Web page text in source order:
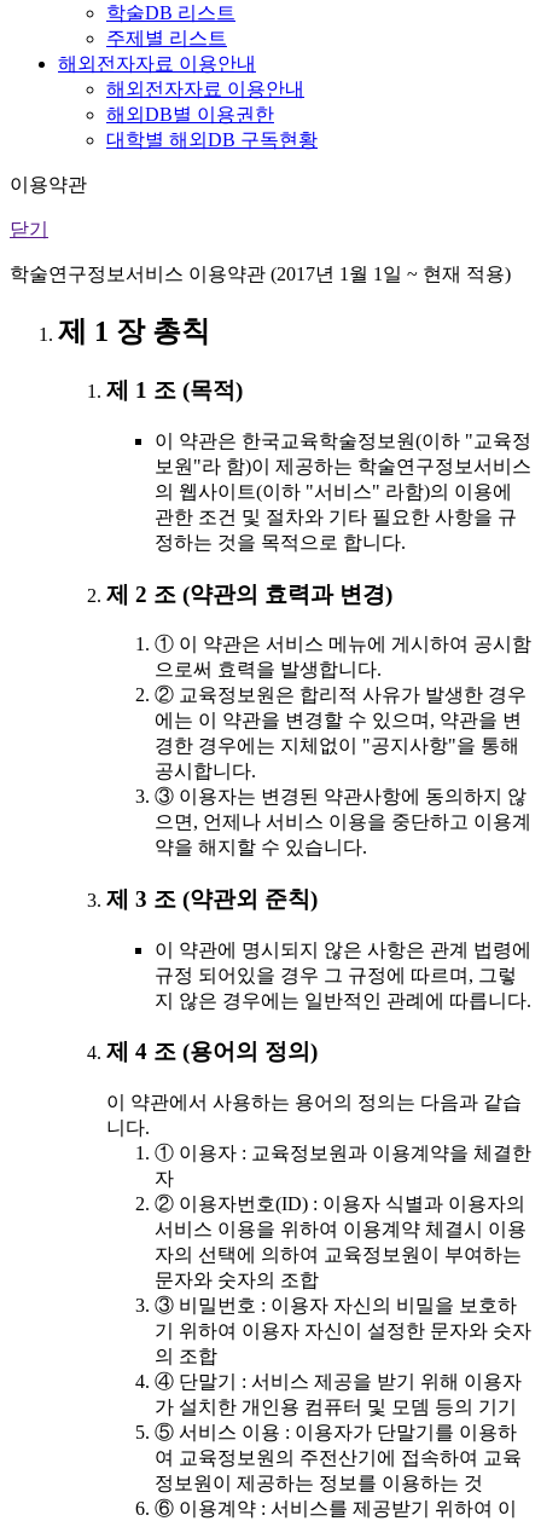
학술DB 리스트
주제별 리스트
해외전자자료 이용안내
해외전자자료 이용안내
해외DB별 이용권한
대학별 해외DB 구독현황
이용약관
닫기
학술연구정보서비스 이용약관 (2017년 1월 1일 ~ 현재 적용)
제 1 장 총칙
제 1 조 (목적)
이 약관은 한국교육학술정보원(이하 "교육정
보원"라 함)이 제공하는 학술연구정보서비스
의 웹사이트(이하 "서비스" 라함)의 이용에
관한 조건 및 절차와 기타 필요한 사항을 규
정하는 것을 목적으로 합니다.
제 2 조 (약관의 효력과 변경)
① 이 약관은 서비스 메뉴에 게시하여 공시함
으로써 효력을 발생합니다.
② 교육정보원은 합리적 사유가 발생한 경우
에는 이 약관을 변경할 수 있으며, 약관을 변
경한 경우에는 지체없이 "공지사항"을 통해
공시합니다.
③ 이용자는 변경된 약관사항에 동의하지 않
으면, 언제나 서비스 이용을 중단하고 이용계
약을 해지할 수 있습니다.
제 3 조 (약관외 준칙)
이 약관에 명시되지 않은 사항은 관계 법령에
규정 되어있을 경우 그 규정에 따르며, 그렇
지 않은 경우에는 일반적인 관례에 따릅니다.
제 4 조 (용어의 정의)
이 약관에서 사용하는 용어의 정의는 다음과 같습
니다.
① 이용자 : 교육정보원과 이용계약을 체결한
자
② 이용자번호(ID) : 이용자 식별과 이용자의
서비스 이용을 위하여 이용계약 체결시 이용
자의 선택에 의하여 교육정보원이 부여하는
문자와 숫자의 조합
③ 비밀번호 : 이용자 자신의 비밀을 보호하
기 위하여 이용자 자신이 설정한 문자와 숫자
의 조합
④ 단말기 : 서비스 제공을 받기 위해 이용자
가 설치한 개인용 컴퓨터 및 모뎀 등의 기기
⑤ 서비스 이용 : 이용자가 단말기를 이용하
여 교육정보원의 주전산기에 접속하여 교육
정보원이 제공하는 정보를 이용하는 것
⑥ 이용계약 : 서비스를 제공받기 위하여 이